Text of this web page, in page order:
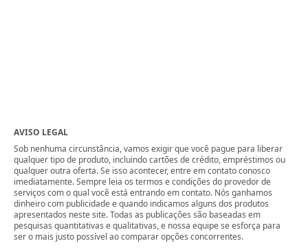
AVISO LEGAL
Sob nenhuma circunstância, vamos exigir que você pague para liberar
qualquer tipo de produto, incluindo cartões de crédito, empréstimos ou
qualquer outra oferta. Se isso acontecer, entre em contato conosco
imediatamente. Sempre leia os termos e condições do provedor de
serviços com o qual você está entrando em contato. Nós ganhamos
dinheiro com publicidade e quando indicamos alguns dos produtos
apresentados neste site. Todas as publicações são baseadas em
pesquisas quantitativas e qualitativas, e nossa equipe se esforça para
ser o mais justo possível ao comparar opções concorrentes.